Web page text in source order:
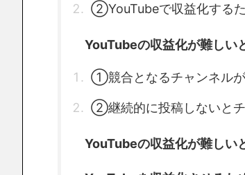
②YouTubeで収益化する
YouTubeの収益化が難しい
①競合となるチャンネルが
②継続的に投稿しないとチ
YouTubeの収益化が難しい